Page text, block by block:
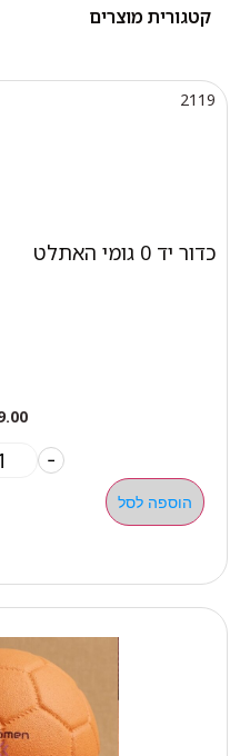
קטגורית מוצרים
2119
כדור יד 0 גומי האתלט
-
הוספה לסל